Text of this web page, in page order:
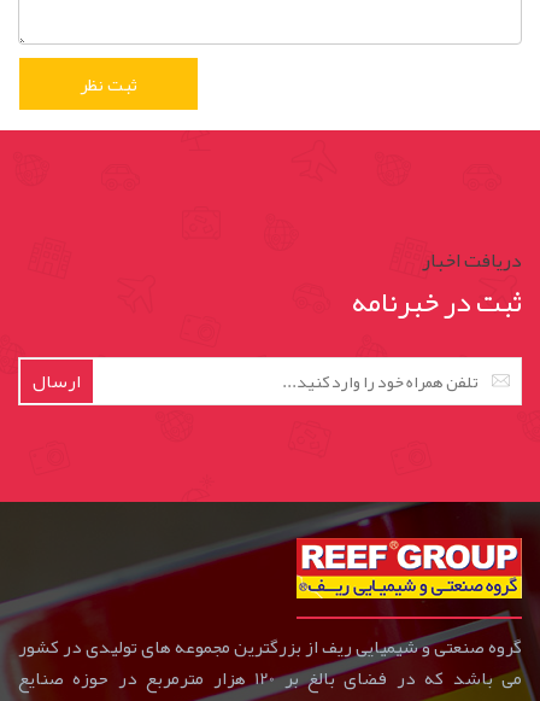
دریافت اخبار
ثبت در خبرنامه
ارسال
گروه صنعتی و شیمیایی ریف از بزرگترین مجموعه های تولیدی در کشور
می باشد که در فضای بالغ بر 120 هزار مترمربع در حوزه صنایع